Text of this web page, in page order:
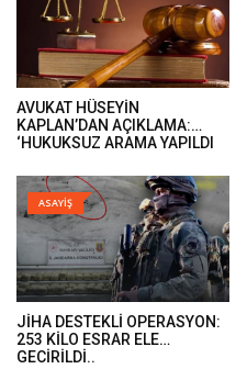
AVUKAT HÜSEYİN
KAPLAN’DAN AÇIKLAMA:
‘HUKUKSUZ ARAMA YAPILDI
DOSYALARINA EL KONULDU’..
ASAYİŞ
JİHA DESTEKLİ OPERASYON:
253 KİLO ESRAR ELE
GEÇİRİLDİ..